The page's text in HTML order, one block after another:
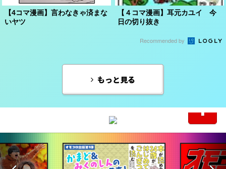
【4コマ漫画】言わなきゃ済まな
いヤツ
【４コマ漫画】耳元カユイ 今
日の切り抜き
Recommended by
もっと見る